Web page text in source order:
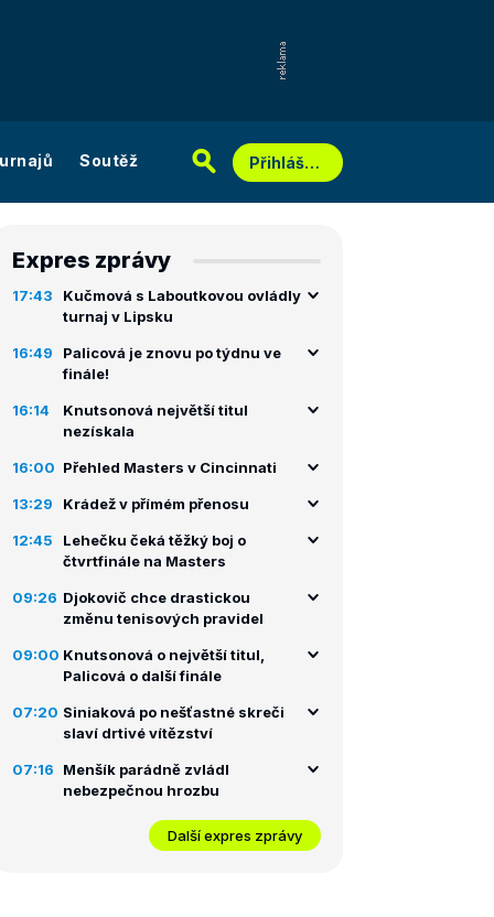
Soutěž Přihlášení
Expres zprávy
17:43
Kučmová s Laboutkovou ovládly
turnaj v Lipsku
16:49
Palicová je znovu po týdnu ve
finále!
16:14
Knutsonová největší titul
nezískala
16:00 Přehled Masters v Cincinnati
13:29 Krádež v přímém přenosu
12:45
Lehečku čeká těžký boj o
čtvrtfinále na Masters
09:26 Djokovič chce drastickou
změnu tenisových pravidel
09:00 Knutsonová o největší titul,
Palicová o další finále
07:20 Siniaková po nešťastné skreči
slaví drtivé vítězství
07:16
Menšík parádně zvládl
nebezpečnou hrozbu
Další expres zprávy